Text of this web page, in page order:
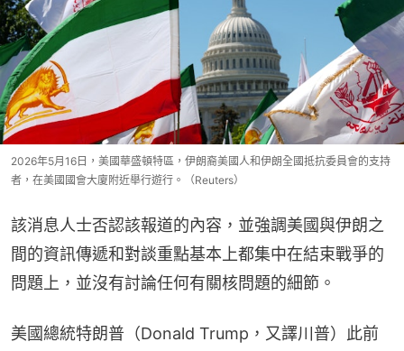
2026年5月16日，美國華盛頓特區，伊朗裔美國人和伊朗全國抵抗委員會的支持
者，在美國國會大廈附近舉行遊行。（Reuters）
該消息人士否認該報道的內容，並強調美國與伊朗之
間的資訊傳遞和對談重點基本上都集中在結束戰爭的
問題上，並沒有討論任何有關核問題的細節。
美國總統特朗普（Donald Trump，又譯川普）此前